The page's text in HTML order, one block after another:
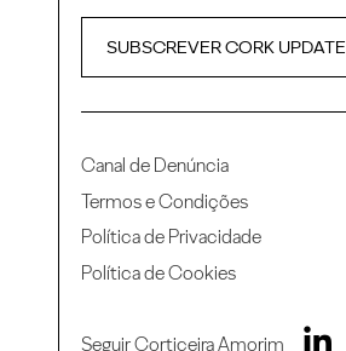
SUBSCREVER CORK UPDATE
Canal de Denúncia
Termos e Condições
Política de Privacidade
Política de Cookies
Seguir Corticeira Amorim